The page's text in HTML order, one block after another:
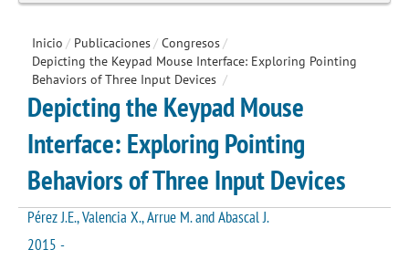
Inicio / Publicaciones/ Congresos/
Depicting the Keypad Mouse Interface: Exploring Pointing
Behaviors of Three Input Devices /
Depicting the Keypad Mouse
Interface: Exploring Pointing
Behaviors of Three Input Devices
Pérez J.E., Valencia X., Arrue M. and Abascal J.
2015 -